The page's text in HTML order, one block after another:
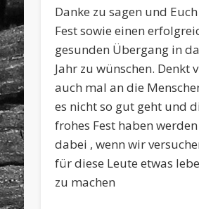
Danke zu sagen und
Fest sowie einen
gesunden Übergang in
Jahr zu wünschen. Denkt
auch mal an die
es nicht so gut geht und
frohes Fest haben
dabei , wenn wir
für diese Leute etwas
zu machen